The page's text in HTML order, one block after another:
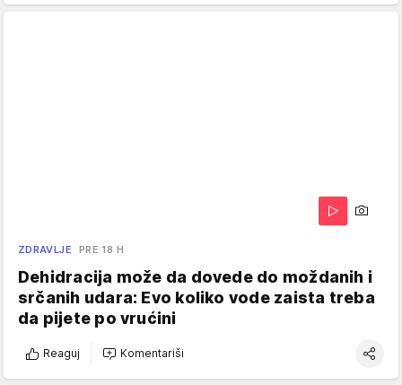
ZDRAVLJE PRE 18 H
Dehidracija može da dovede do moždanih i
srčanih udara: Evo koliko vode zaista treba
da pijete po vrućini
Reaguj Komentariši